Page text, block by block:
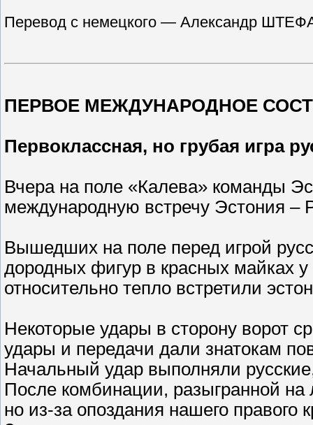
Перевод с немецкого — Александр ШТЕФА
ПЕРВОЕ МЕЖДУНАРОДНОЕ
Первоклассная, но грубая игра
Вчера на поле «Калева» команды
международную встречу Эстония –
Вышедших на поле перед игрой
дородных фигур в красных майках
относительно тепло встретили
Некоторые удары в сторону ворот
удары и передачи дали знатокам
Начальный удар выполняли
После комбинации, разыгранной на
но из-за опоздания нашего правого